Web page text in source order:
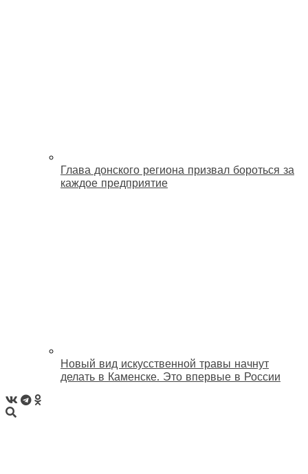
Глава донского региона призвал бороться за
каждое предприятие
Новый вид искусственной травы начнут
делать в Каменске. Это впервые в России